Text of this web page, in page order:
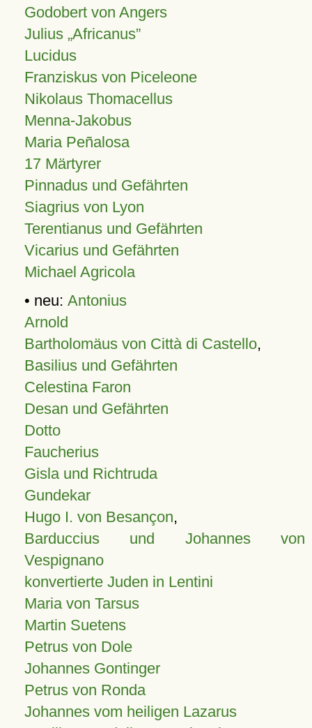
Godobert von Angers
Julius Africanus
Lucidus
Franziskus von Piceleone
Nikolaus Thomacellus
Menna-Jakobus
Maria Peñalosa
17 Märtyrer
Pinnadus und Gefährten
Siagrius von Lyon
Terentianus und Gefährten
Vicarius und Gefährten
Michael Agricola
• neu: Antonius
Arnold
Bartholomäus von Città di Castello,
Basilius und Gefährten
Celestina Faron
Desan und Gefährten
Dotto
Faucherius
Gisla und Richtruda
Gundekar
Hugo I. von Besançon,
Barduccius und Johannes von
Vespignano
konvertierte Juden in Lentini
Maria von Tarsus
Martin Suetens
Petrus von Dole
Johannes Gontinger
Petrus von Ronda
Johannes vom heiligen Lazarus